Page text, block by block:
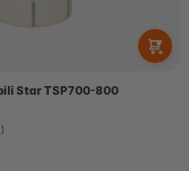
Star TSP700-800